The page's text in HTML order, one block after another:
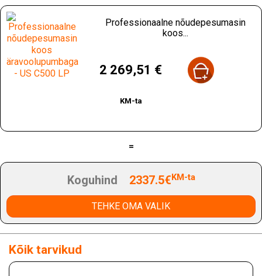
Professionaalne nõudepesumasin
koos...
2 269,51 €
KM-ta
=
Koguhind 2337.5€KM-ta
TEHKE OMA VALIK
Kõik tarvikud